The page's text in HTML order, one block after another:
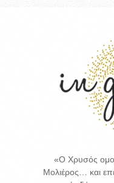
«Ο Χρυσός
Μολιέρος… και